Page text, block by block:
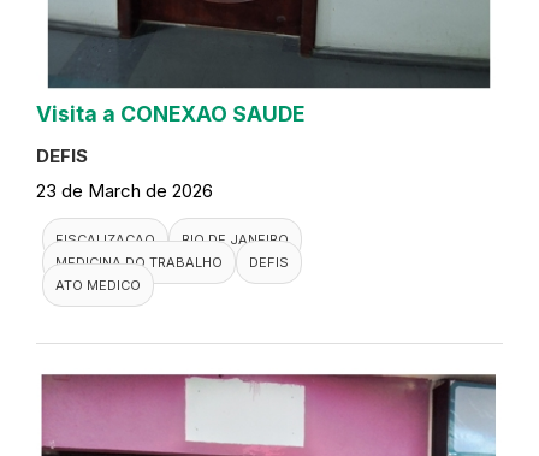
Visita a CONEXAO SAUDE
DEFIS
23 de March de 2026
FISCALIZACAO
RIO DE JANEIRO
MEDICINA DO TRABALHO
DEFIS
ATO MEDICO